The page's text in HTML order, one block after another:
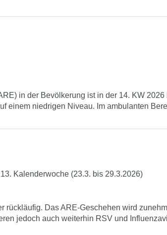
in der Bevölkerung ist in der 14. KW 2026
einem niedrigen Niveau. Im ambulanten
Kalenderwoche (23.3. bis 29.3.2026)
rückläufig. Das ARE-Geschehen wird
jedoch auch weiterhin RSV und